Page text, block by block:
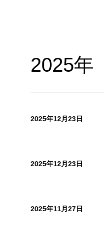
2025年
2025年12月23日
2025年12月23日
2025年11月27日